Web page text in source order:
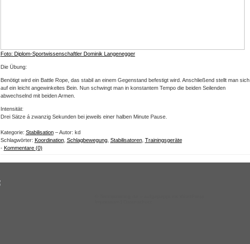
Foto: Diplom-Sportwissenschaftler Dominik Langenegger
Die Übung:
Benötigt wird ein Battle Rope, das stabil an einem Gegenstand befestigt wird. Anschließend stellt man sich
auf ein leicht angewinkeltes Bein. Nun schwingt man in konstantem Tempo die beiden Seilenden
abwechselnd mit beiden Armen.
Intensität:
Drei Sätze á zwanzig Sekunden bei jeweils einer halben Minute Pause.
Kategorie: Stabilisation– Autor: kd
Schlagwörter: Koordination, Schlagbewegung, Stabilisatoren, Trainingsgeräte
- Kommentare (0)